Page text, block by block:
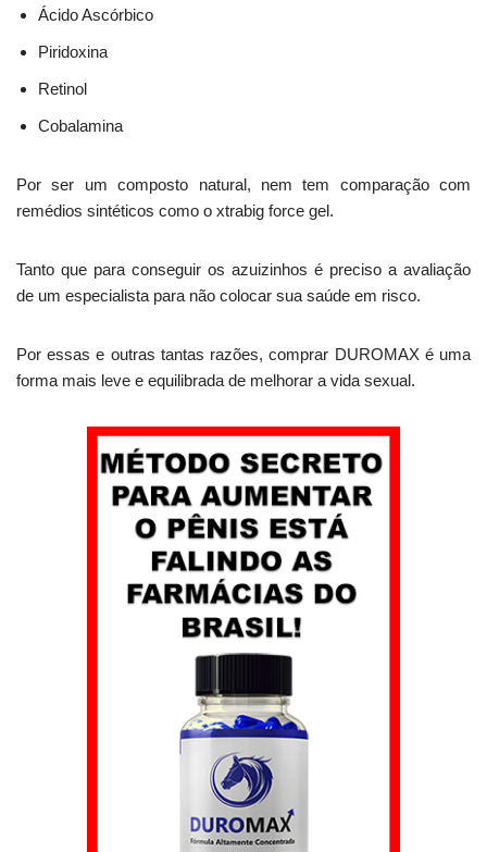
Ácido Ascórbico
Piridoxina
Retinol
Cobalamina
Por ser um composto natural, nem tem comparação com
remédios sintéticos como o xtrabig force gel.
Tanto que para conseguir os azuizinhos é preciso a avaliação
de um especialista para não colocar sua saúde em risco.
Por essas e outras tantas razões, comprar DUROMAX é uma
forma mais leve e equilibrada de melhorar a vida sexual.